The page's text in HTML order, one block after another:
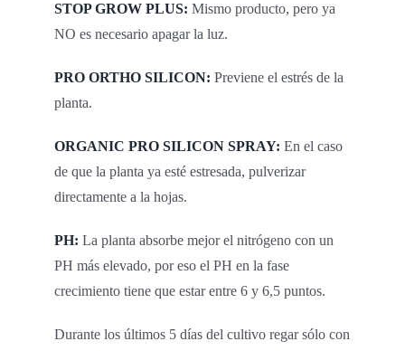
STOP GROW PLUS: Mismo producto, pero ya
NO es necesario apagar la luz.
PRO ORTHO SILICON: Previene el estrés de la
planta.
ORGANIC PRO SILICON SPRAY: En el caso
de que la planta ya esté estresada, pulverizar
directamente a la hojas.
PH: La planta absorbe mejor el nitrógeno con un
PH más elevado, por eso el PH en la fase
crecimiento tiene que estar entre 6 y 6,5 puntos.
Durante los últimos 5 días del cultivo regar sólo con